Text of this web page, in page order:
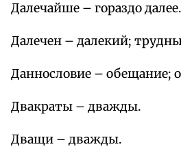
Далечайше – гораздо далее.
Далечен – далекий;
Даннословие – обещание;
Двакраты – дважды.
Дващи – дважды.